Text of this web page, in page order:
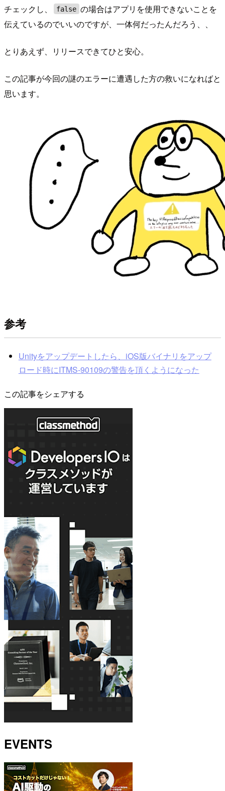
チェックし、
false の場合はアプリを使用できないことを
伝えているのでいいのですが、一体何だったんだろう、、
とりあえず、リリースできてひと安心。
この記事が今回の謎のエラーに遭遇した方の救いになればと
思います。
参考
Unityをアップデートしたら、iOS版バイナリをアップ
ロード時にITMS-90109の警告を頂くようになった
この記事をシェアする
EVENTS